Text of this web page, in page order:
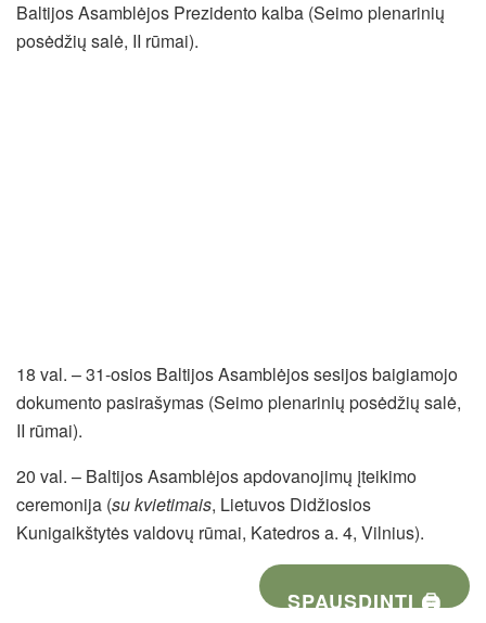
Baltijos Asamblėjos Prezidento kalba (Seimo plenarinių
posėdžių salė, II rūmai).
18 val. – 31-osios Baltijos Asamblėjos sesijos baigiamojo
dokumento pasirašymas (Seimo plenarinių posėdžių salė,
II rūmai).
20 val. – Baltijos Asamblėjos apdovanojimų įteikimo
ceremonija (su kvietimais, Lietuvos Didžiosios
Kunigaikštytės valdovų rūmai, Katedros a. 4, Vilnius).
SPAUSDINTI 🖨